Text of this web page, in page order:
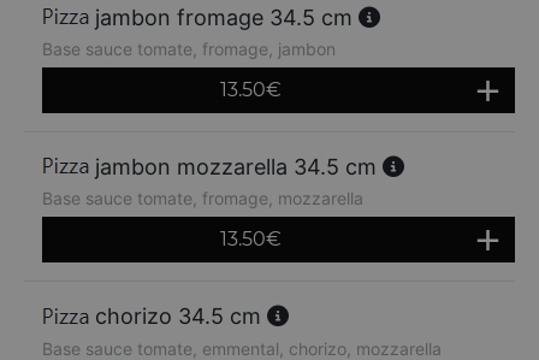
jambon fromage 34.5 cm
Base sauce tomate, fromage, jambon
13.50€
jambon mozzarella 34.5 cm
Base sauce tomate, fromage, mozzarella
13.50€
chorizo 34.5 cm
Base sauce tomate, emmental, chorizo, mozzarella